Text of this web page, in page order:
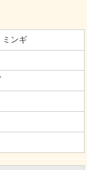
ミンギ